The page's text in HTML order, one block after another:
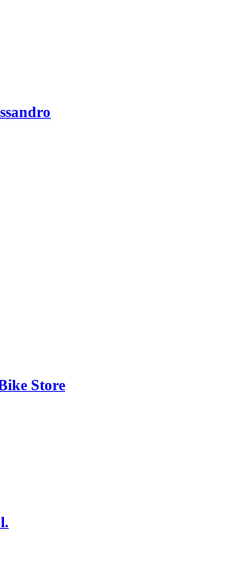
Store